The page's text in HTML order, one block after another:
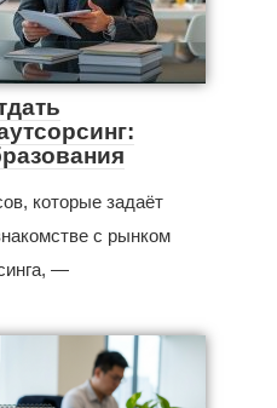
которые задаёт
с рынком
—